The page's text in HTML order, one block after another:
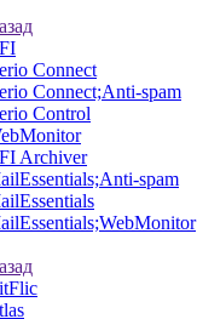
Connect
Connect;Anti-spam
Control
Archiver
spam